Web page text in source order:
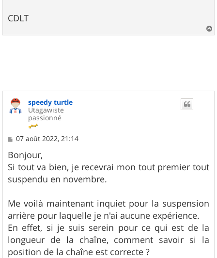
CDLT
a
speedy turtle
Utagawiste
passionné
M
s
s
a
g
e
07 août 2022, 21:14
Bonjour,
Si tout va bien, je recevrai mon tout premier tout
suspendu en novembre.
Me voilà maintenant inquiet pour la suspension
arrière pour laquelle je n'ai aucune expérience.
En effet, si je suis serein pour ce qui est de la
longueur de la chaîne, comment savoir si la
position de la chaîne est correcte ?